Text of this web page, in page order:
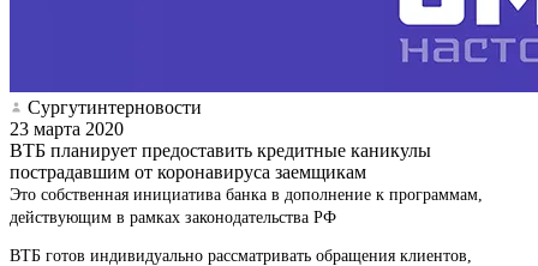
Сургутинтерновости
23 марта 2020
ВТБ планирует предоставить кредитные каникулы
пострадавшим от коронавируса заемщикам
Это собственная инициатива банка в дополнение к программам,
действующим в рамках законодательства РФ
ВТБ готов индивидуально рассматривать обращения клиентов,